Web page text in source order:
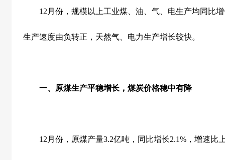
12 月份，规模以上工业煤、油、气、电生产均同比
生产速度由负转正，天然气、电力生产增长较快。
一、原煤生产平稳增长，煤炭价格稳中有降
12 月份，原煤产量3.2亿吨，同比增长2.1% ，增速比